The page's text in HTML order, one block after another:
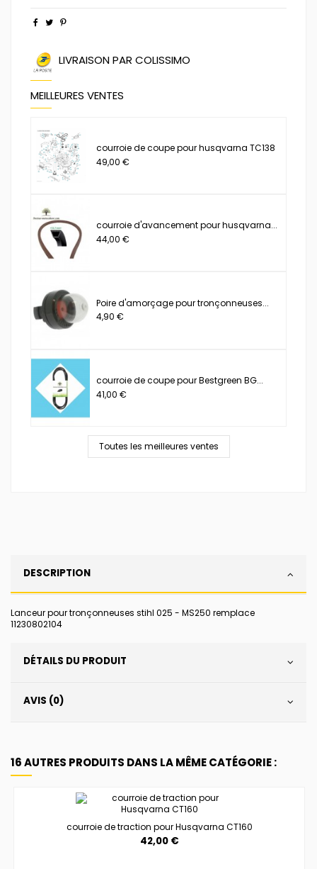
LIVRAISON PAR COLISSIMO
MEILLEURES VENTES
courroie de coupe pour husqvarna TC138
49,00 €
courroie d'avancement pour husqvarna...
44,00 €
Poire d'amorçage pour tronçonneuses...
4,90 €
courroie de coupe pour Bestgreen BG...
41,00 €
Toutes les meilleures ventes
DESCRIPTION
Lanceur pour tronçonneuses stihl 025 - MS250 remplace
11230802104
DÉTAILS DU PRODUIT
AVIS (0)
16 AUTRES PRODUITS DANS LA MÊME CATÉGORIE :
courroie de traction pour Husqvarna CT160
42,00 €